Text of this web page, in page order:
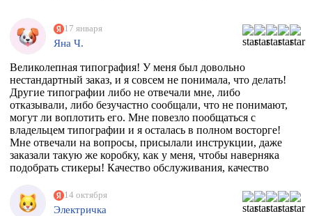
17 января
Яна Ч.
Великолепная типография! У меня был довольно
нестандартный заказ, и я совсем не понимала, что делать!
Другие типографии либо не отвечали мне, либо
отказывали, либо безучастно сообщали, что не понимают,
могут ли воплотить его. Мне повезло пообщаться с
владельцем типографии и я осталась в полном восторге!
Мне отвечали на вопросы, присылали инструкции, даже
заказали такую же коробку, как у меня, чтобы наверняка
подобрать стикеры! Качество обслуживания, качество
14 октября
Электричка